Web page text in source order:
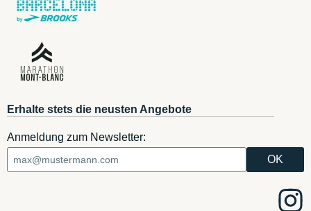
Erhalte stets die neusten Angebote
Anmeldung zum Newsletter: